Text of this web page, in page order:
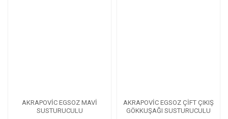
AKRAPOVİC EGSOZ MAVİ
SUSTURUCULU
AKRAPOVİC EGSOZ ÇİFT ÇIKIŞ
GÖKKUŞAĞI SUSTURUCULU